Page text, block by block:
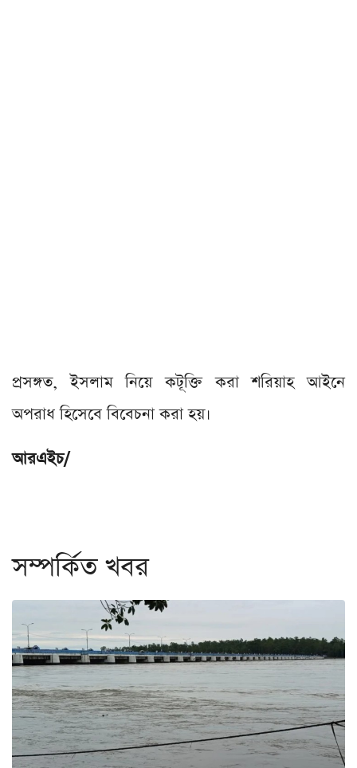
প্রসঙ্গত, ইসলাম নিয়ে কটূক্তি করা শরিয়াহ আইনে
অপরাধ হিসেবে বিবেচনা করা হয়।
আরএইচ/
সম্পর্কিত খবর